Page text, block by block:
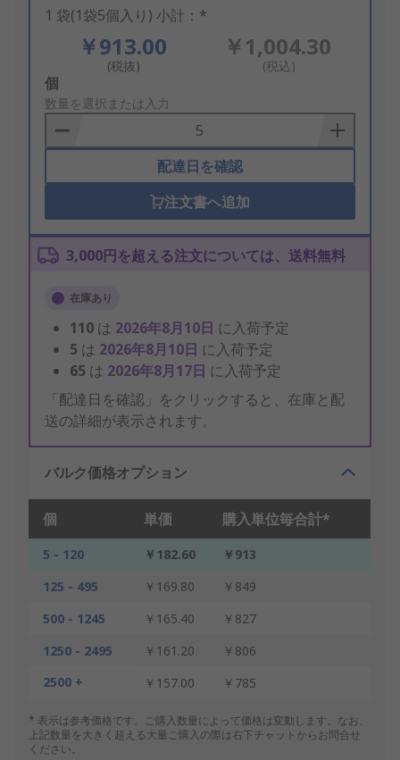
1 袋(1袋5個入り) 小計：*
￥913.00
(税抜)
￥1,004.30
(税込)
Add
to
Basket
個
数量を選択または入力
配達日を確認
注文書へ追加
3,000円を超える注文については、送料無料
在庫あり
110 は 2026年8月10日 に入荷予定
5 は 2026年8月10日 に入荷予定
65 は 2026年8月17日 に入荷予定
「配達日を確認」をクリックすると、在庫と配
送の詳細が表示されます。
バルク価格オプション
個 単価 購入単位毎合計*
5 - 120 ￥182.60
￥913
125 - 495
￥169.80
￥849
500 - 1245
￥165.40
￥827
1250 - 2495
￥161.20
￥806
2500 +
￥157.00 ￥785
* 表示は参考価格です。ご購入数量によって価格は変動します。なお、
上記数量を大きく超える大量ご購入の際は右下チャットからお問合せ
ください。